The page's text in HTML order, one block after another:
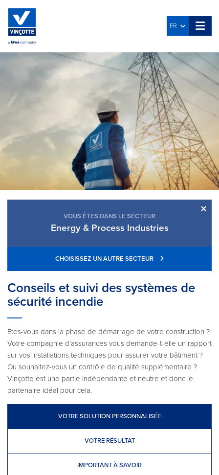
FR
×
VOUS ÊTES DANS LE SECTEUR
Energy & Process Industries
CHOISISSEZ UN AUTRE SECTEUR
Conseils et suivi des systèmes de
sécurité incendie
Êtes-vous dans la phase de démarrage de votre construction ?
Votre compagnie d’assurances vous demande-t-elle un rapport
sur vos installations techniques pour assurer votre bâtiment ?
Ou souhaitez-vous un contrôle de qualité supplémentaire ?
Vinçotte est une partie indépendante et neutre et donc le
partenaire idéal pour cela.
VOTRE SOLUTION PERSONNALISÉE
VOTRE RÉSULTAT
IMPORTANT À SAVOIR